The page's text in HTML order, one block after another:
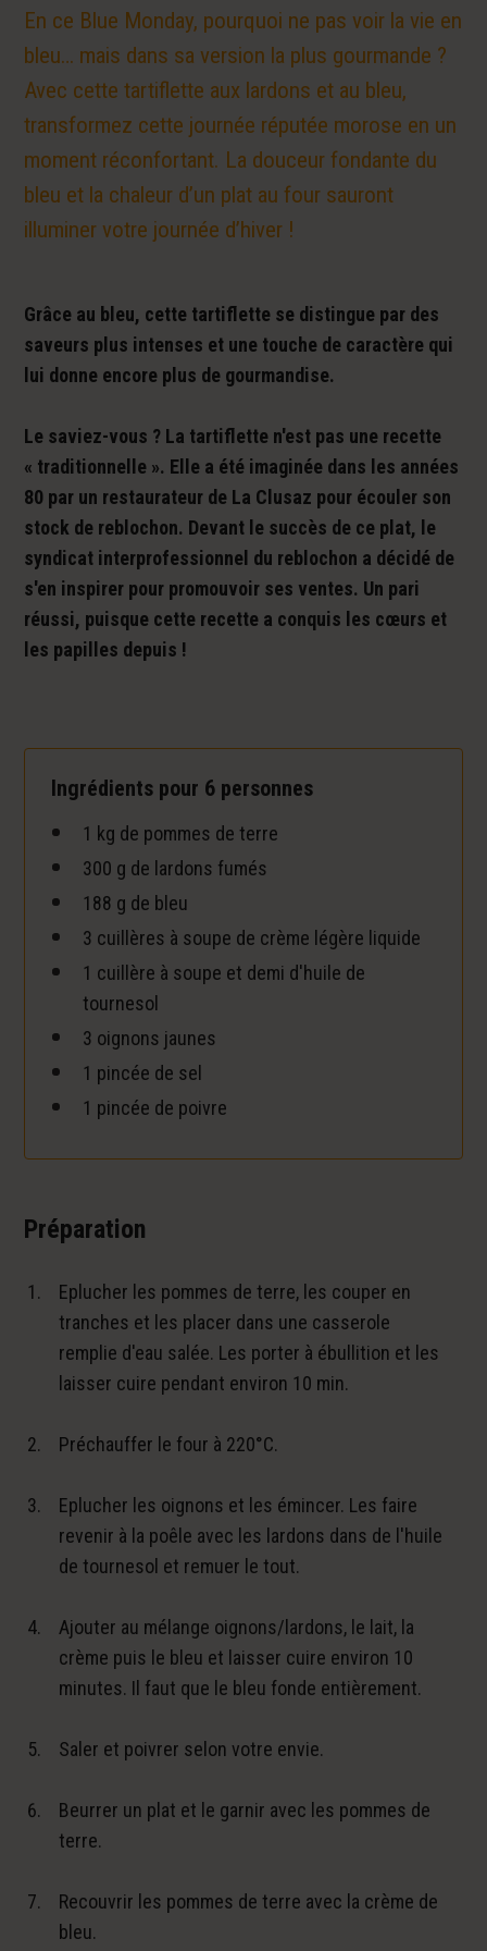
En ce Blue Monday, pourquoi ne pas voir la vie en
bleu… mais dans sa version la plus gourmande ?
Avec cette tartiflette aux lardons et au bleu,
transformez cette journée réputée morose en un
moment réconfortant. La douceur fondante du
bleu et la chaleur d’un plat au four sauront
illuminer votre journée d’hiver !
Grâce au bleu, cette tartiflette se distingue par des
saveurs plus intenses et une touche de caractère qui
lui donne encore plus de gourmandise.
Le saviez-vous ? La tartiflette n'est pas une recette
« traditionnelle ». Elle a été imaginée dans les années
80 par un restaurateur de La Clusaz pour écouler son
stock de reblochon. Devant le succès de ce plat, le
syndicat interprofessionnel du reblochon a décidé de
s'en inspirer pour promouvoir ses ventes. Un pari
réussi, puisque cette recette a conquis les cœurs et
les papilles depuis !
Ingrédients pour 6 personnes
1 kg de pommes de terre
300 g de lardons fumés
188 g de bleu
3 cuillères à soupe de crème légère liquide
1 cuillère à soupe et demi d'huile de
tournesol
3 oignons jaunes
1 pincée de sel
1 pincée de poivre
Préparation
Eplucher les pommes de terre, les couper en
tranches et les placer dans une casserole
remplie d'eau salée. Les porter à ébullition et les
laisser cuire pendant environ 10 min.
Préchauffer le four à 220°C.
Eplucher les oignons et les émincer. Les faire
revenir à la poêle avec les lardons dans de l'huile
de tournesol et remuer le tout.
Ajouter au mélange oignons/lardons, le lait, la
crème puis le bleu et laisser cuire environ 10
minutes. Il faut que le bleu fonde entièrement.
Saler et poivrer selon votre envie.
Beurrer un plat et le garnir avec les pommes de
terre.
Recouvrir les pommes de terre avec la crème de
bleu.